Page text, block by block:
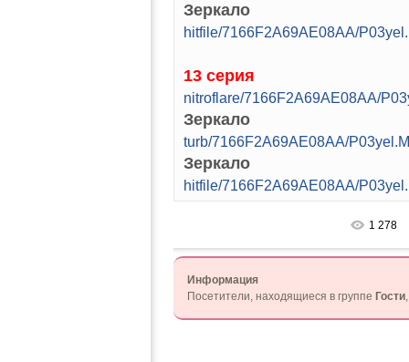
Зеркало
hitfile/7166F2A69AE08AA/
13 серия
nitroflare/7166F2A69AE08AA/
Зеркало
turb/7166F2A69AE08AA/
Зеркало
hitfile/7166F2A69AE08AA/
1 278
Информация
Посетители, находящиеся в группе Гости